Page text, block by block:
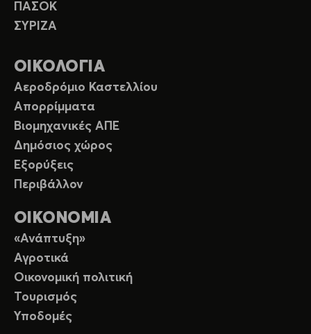
ΠΑΣΟΚ
ΣΥΡΙΖΑ
ΟΙΚΟΛΟΓΙΑ
Αεροδρόμιο Καστελλίου
Απορρίμματα
Βιομηχανικές ΑΠΕ
Δημόσιος χώρος
Εξορύξεις
Περιβάλλον
ΟΙΚΟΝΟΜΙΑ
«Ανάπτυξη»
Αγροτικά
Οικονομική πολιτική
Τουρισμός
Υποδομές